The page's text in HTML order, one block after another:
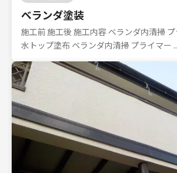
ベランダ塗装
施工前 施工後 施工内容 ベランダ内清掃
水トップ塗布 ベランダ内清掃 プライマー